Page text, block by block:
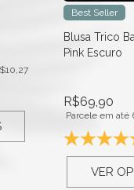
10,27
Best Seller
Blusa Trico
Pink Escuro
R$69,90
Parcele em até
VER